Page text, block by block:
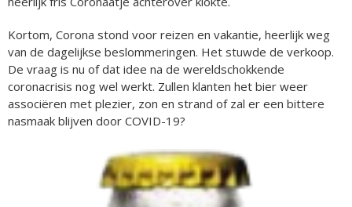
Kortom, Corona stond voor reizen en vakantie, heerlijk weg
van de dagelijkse beslommeringen. Het stuwde de verkoop.
De vraag is nu of dat idee na de wereldschokkende
coronacrisis nog wel werkt. Zullen klanten het bier weer
associëren met plezier, zon en strand of zal er een bittere
nasmaak blijven door COVID-19?